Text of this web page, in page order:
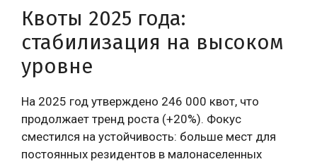
Квоты 2025 года:
стабилизация на высоком
уровне
На 2025 год утверждено 246 000 квот, что
продолжает тренд роста (+20%). Фокус
сместился на устойчивость: больше мест для
постоянных резидентов в малонаселенных